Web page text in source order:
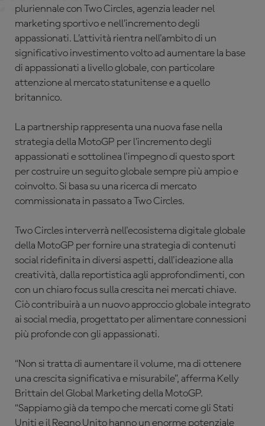
pluriennale con Two Circles, agenzia leader nel
marketing sportivo e nell’incremento degli
appassionati. L’attività rientra nell'ambito di un
significativo investimento volto ad aumentare la base
di appassionati a livello globale, con particolare
attenzione al mercato statunitense e a quello
britannico.
La partnership rappresenta una nuova fase nella
strategia della MotoGP per l’incremento degli
appassionati e sottolinea l'impegno di questo sport
per costruire un seguito globale sempre più ampio e
coinvolto. Si basa su una ricerca di mercato
commissionata in passato a Two Circles.
Two Circles interverrà nell'ecosistema digitale globale
della MotoGP per fornire una strategia di contenuti
social ridefinita in diversi aspetti, dall'ideazione alla
creatività, dalla reportistica agli approfondimenti, con
con un chiaro focus sulla crescita nei mercati chiave.
Ciò contribuirà a un nuovo approccio globale integrato
ai social media, progettato per alimentare connessioni
più profonde con gli appassionati.
“Non si tratta di aumentare il volume, ma di ottenere
una crescita significativa e misurabile”, afferma Kelly
Brittain del Global Marketing della MotoGP.
“Sappiamo già da tempo che mercati come gli Stati
Uniti e il Regno Unito hanno un enorme potenziale